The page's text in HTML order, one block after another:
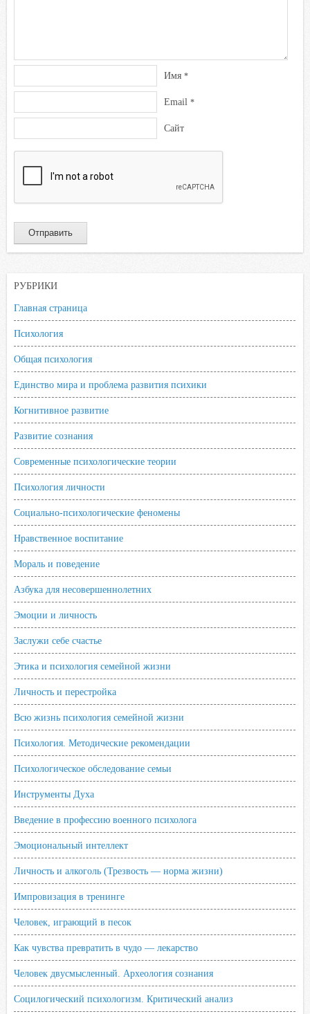
k
Имя *
Email *
Сайт
РУБРИКИ
Главная страница
Психология
Общая психология
Единство мира и проблема развития психики
Когнитивное развитие
Развитие сознания
Современные психологические теории
Психология личности
Социально-психологические феномены
Нравственное воспитание
Мораль и поведение
Азбука для несовершеннолетних
Эмоции и личность
Заслужи себе счастье
Этика и психология семейной жизни
Личность и перестройка
Всю жизнь психология семейной жизни
Психология. Методические рекомендации
Психологическое обследование семьи
Инструменты Духа
Введение в профессию военного психолога
Эмоциональный интеллект
Личность и алкоголь (Трезвость — норма жизни)
Импровизация в тренинге
Человек, играющий в песок
Как чувства превратить в чудо — лекарство
Человек двусмысленный. Археология сознания
Социлогический психологизм. Критический анализ